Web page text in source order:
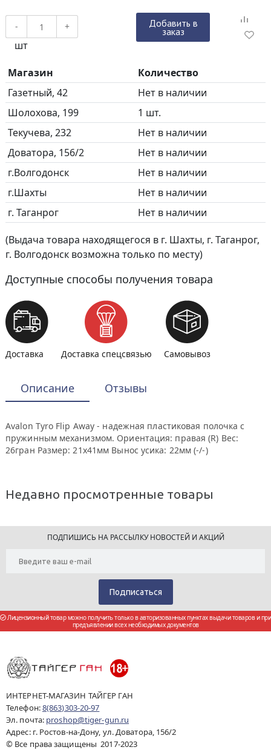
- +
шт
Добавить в
заказ
Магазин
Количество
Газетный, 42
Нет в наличии
Шолохова, 199
1 шт.
Текучева, 232
Нет в наличии
Доватора, 156/2
Нет в наличии
г.Волгодонск
Нет в наличии
г.Шахты
Нет в наличии
г. Таганрог
Нет в наличии
(Выдача товара находящегося в г. Шахты, г. Таганрог,
г. Волгодонск возможна только по месту)
Доступные способы получения товара
Доставка Доставка спецсвязью Самовывоз
Описание Отзывы
Avalon Tyro Flip Away - надежная пластиковая полочка с
пружинным механизмом. Ориентация: правая (R) Вес:
26гран Размер: 21х41мм Вынос усика: 22мм (-/-)
Недавно просмотренные товары
ПОДПИШИСЬ НА РАССЫЛКУ НОВОСТЕЙ И АКЦИЙ
Лицензионный товар можно получить только в авторизованных пунктах выдачи товаров и при
предъявлении всех необходимых документов
ИНТЕРНЕТ-МАГАЗИН ТАЙГЕР ГАН
Телефон:8(863)303-20-97
Эл. почта: proshop@tiger-gun.ru
Адрес: г. Ростов-на-Дону, ул. Доватора, 156/2
© Все права защищены 2017-2023